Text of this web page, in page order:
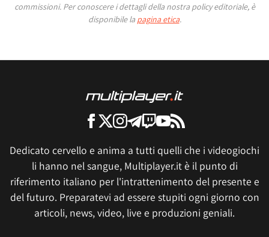
commissioni. Per conoscere i dettagli della nostra policy editoriale, è
disponibile la pagina etica.
Dedicato cervello e anima a tutti quelli che i videogiochi
li hanno nel sangue, Multiplayer.it è il punto di
riferimento italiano per l'intrattenimento del presente e
del futuro. Preparatevi ad essere stupiti ogni giorno con
articoli, news, video, live e produzioni geniali.